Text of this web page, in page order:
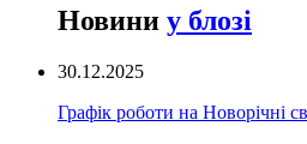
Новини у блозі
30.12.2025
Графік роботи на Новорічні